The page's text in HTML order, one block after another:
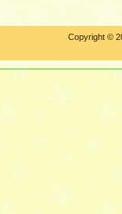
Copyright ©